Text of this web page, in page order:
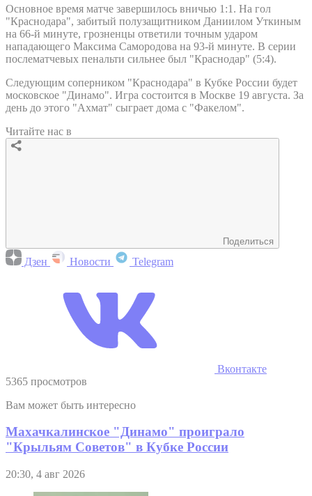
Основное время матче завершилось вничью 1:1. На гол
"Краснодара", забитый полузащитником Даниилом Уткиным
на 66-й минуте, грозненцы ответили точным ударом
нападающего Максима Самородова на 93-й минуте. В серии
послематчевых пенальти сильнее был "Краснодар" (5:4).
Следующим соперником "Краснодара" в Кубке России будет
московское "Динамо". Игра состоится в Москве 19 августа. За
день до этого "Ахмат" сыграет дома с "Факелом".
Читайте нас в
Поделиться
Дзен Новости Telegram
Вконтакте
5365 просмотров
Вам может быть интересно
Махачкалинское "Динамо" проиграло
"Крыльям Советов" в Кубке России
20:30, 4 авг 2026